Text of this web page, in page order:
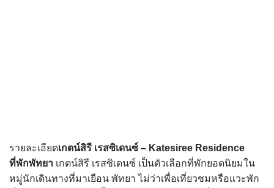
รายละเอียดเกตน์สิรี เรสซิเดนซ์ – Katesiree Residence
ที่พักพัทยา เกตน์สิรี เรสซิเดนซ์ เป็นตัวเลือกที่พักยอดนิยมใน
หมู่นักเดินทางที่มาเยือน พัทยา ไม่ว่าเพื่อเที่ยวชมหรือแวะพัก